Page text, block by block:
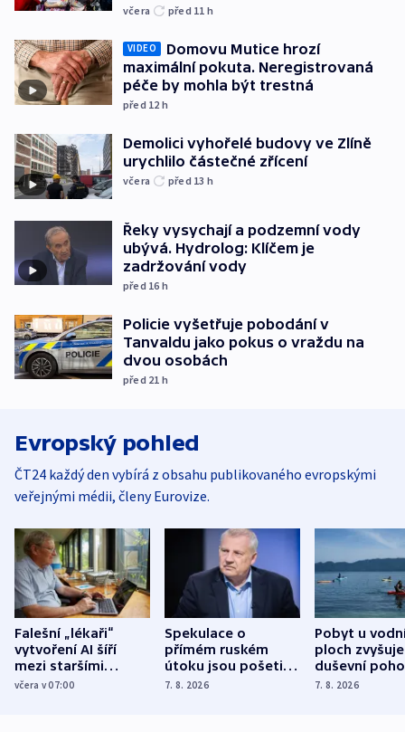
včera před 11 h
VIDEO
Domovu Mutice hrozí
maximální pokuta. Neregistrovaná
péče by mohla být trestná
před 12 h
Demolici vyhořelé budovy ve Zlíně
urychlilo částečné zřícení
včera před 13 h
Řeky vysychají a podzemní vody
ubývá. Hydrolog: Klíčem je
zadržování vody
před 16 h
Policie vyšetřuje pobodání v
Tanvaldu jako pokus o vraždu na
dvou osobách
před 21 h
Evropský pohled
ČT24 každý den vybírá z obsahu publikovaného evropskými
veřejnými médii, členy Eurovize.
Falešní „lékaři“
vytvoření AI šíří
mezi staršími
Poláky nebezpečné
včera v 07:00
Spekulace o
přímém ruském
útoku jsou pošetilé,
míní estonský
7. 8. 2026
Pobyt u
ploch zvyšuje
duševní
ukázala
7. 8. 2026